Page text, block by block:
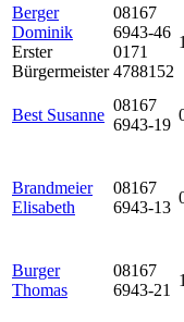
Berger
Dominik
Erster
Bürgermeister
08167
6943-46
0171
4788152
Best Susanne
08167
6943-19
Brandmeier
Elisabeth
08167
6943-13
Burger
Thomas
08167
6943-21